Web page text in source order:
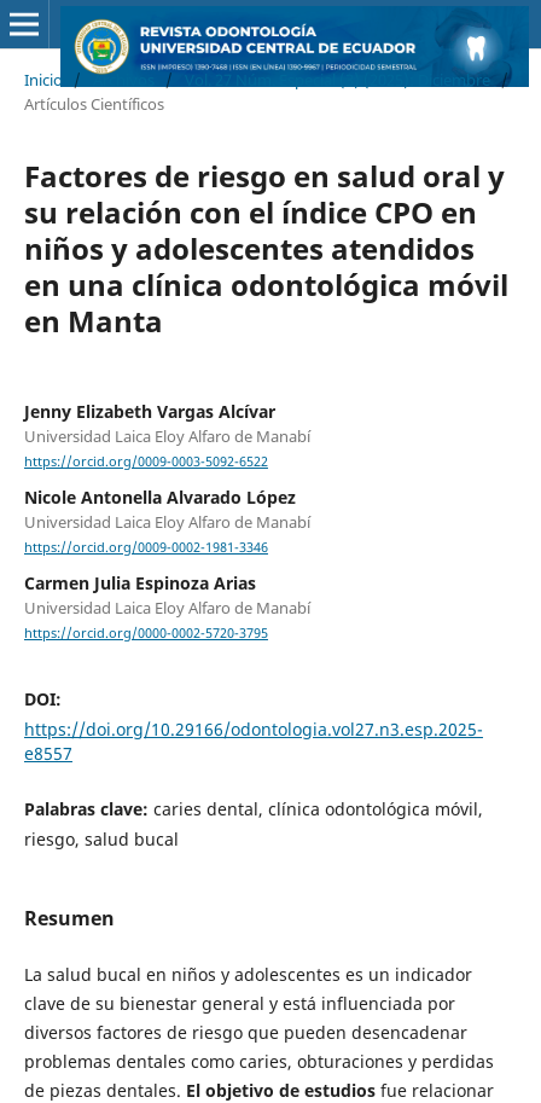
Inicio / Archivos / Vol. 27 Núm. Especial (3) (2025): Diciembre /
Artículos Científicos
Factores de riesgo en salud oral y
su relación con el índice CPO en
niños y adolescentes atendidos
en una clínica odontológica móvil
en Manta
Jenny Elizabeth Vargas Alcívar
Universidad Laica Eloy Alfaro de Manabí
https://orcid.org/0009-0003-5092-6522
Nicole Antonella Alvarado López
Universidad Laica Eloy Alfaro de Manabí
https://orcid.org/0009-0002-1981-3346
Carmen Julia Espinoza Arias
Universidad Laica Eloy Alfaro de Manabí
https://orcid.org/0000-0002-5720-3795
DOI:
https://doi.org/10.29166/odontologia.vol27.n3.esp.2025-
e8557
Palabras clave: caries dental, clínica odontológica móvil,
riesgo, salud bucal
Resumen
La salud bucal en niños y adolescentes es un indicador
clave de su bienestar general y está influenciada por
diversos factores de riesgo que pueden desencadenar
problemas dentales como caries, obturaciones y perdidas
de piezas dentales. El objetivo de estudios fue relacionar